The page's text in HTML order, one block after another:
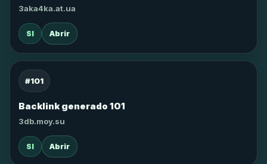
3aka4ka.at.ua
SI Abrir
#101
Backlink generado 101
3db.moy.su
SI Abrir